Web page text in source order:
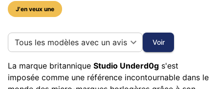
J'en veux une
26 photos sur cette marque
Tous les modèles avec un avis Voir
La marque britannique Studio Underd0g s'est
imposée comme une référence incontournable dans le